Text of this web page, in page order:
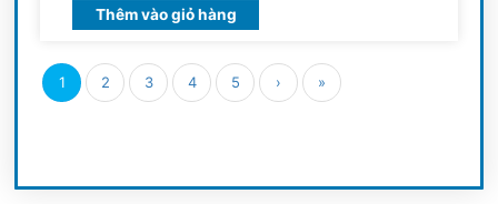
Thêm vào giỏ hàng
1 2 3 4 5 › »